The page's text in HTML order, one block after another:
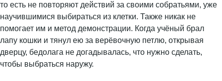
то есть не повторяют действий за своими собратьями, уже
научившимися выбираться из клетки. Также никак не
помогает им и метод демонстрации. Когда учёный брал
лапу кошки и тянул ею за верёвочную петлю, открывая
дверцу, бедолага не догадывалась, что нужно сделать,
чтобы выбраться наружу.